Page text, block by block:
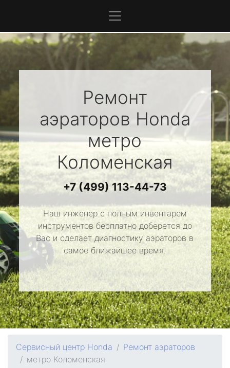
Ремонт
аэраторов Honda
метро
Коломенская
+7 (499) 113-44-73
Наш инженер с полным инвентарем
инструментов бесплатно доберется до
Вас и сделает диагностику аэраторов в
самое ближайшее время.
Сервисный центр Honda
Ремонт аэраторов
метро Коломенская